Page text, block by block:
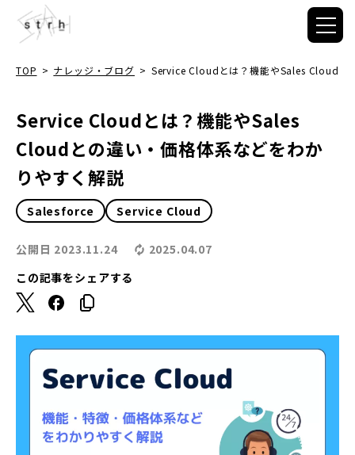
TOP > ナレッジ・ブログ > Service Cloudとは？機能やSales Cloudと
Service Cloudとは？機能やSales
Cloudとの違い・価格体系などをわか
りやすく解説
Salesforce Service Cloud
公開日 2023.11.24
2025.04.07
この記事をシェアする